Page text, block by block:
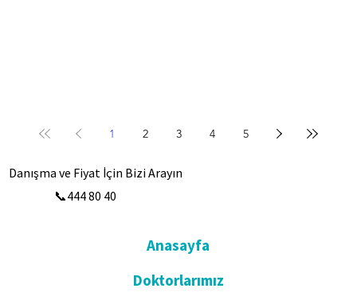
1 2 3 4 5
Danışma ve Fiyat İçin Bizi Arayın
📞444 80 40
Anasayfa
Doktorlarımız